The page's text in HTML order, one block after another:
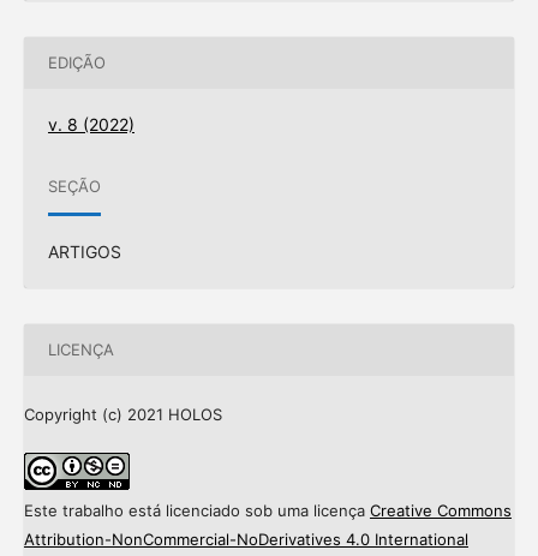
EDIÇÃO
v. 8 (2022)
SEÇÃO
ARTIGOS
LICENÇA
Copyright (c) 2021 HOLOS
Este trabalho está licenciado sob uma licença Creative Commons
Attribution-NonCommercial-NoDerivatives 4.0 International